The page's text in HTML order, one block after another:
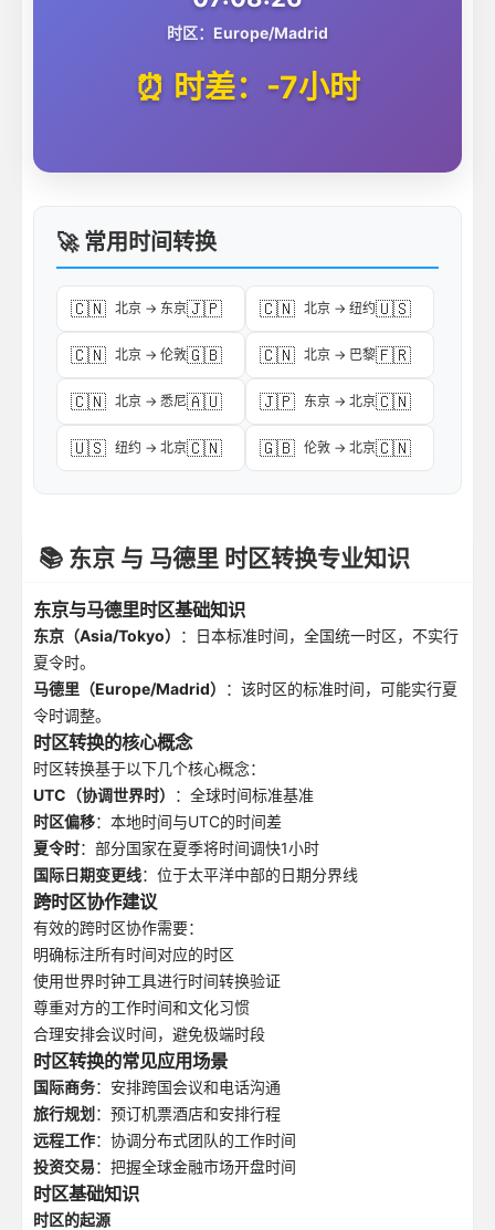
时区：Europe/Madrid
⏰ 时差：-7小时
🚀 常用时间转换
🇨🇳 北京 → 东京🇯🇵 🇨🇳 北京 → 纽约🇺🇸
🇨🇳 北京 → 伦敦🇬🇧 🇨🇳 北京 → 巴黎🇫🇷
🇨🇳 北京 → 悉尼🇦🇺 🇯🇵 东京 → 北京🇨🇳
🇺🇸 纽约 → 北京🇨🇳 🇬🇧 伦敦 → 北京🇨🇳
📚 东京 与 马德里 时区转换专业知识
东京与马德里时区基础知识
东京（Asia/Tokyo）
：日本标准时间，全国统一时区，不实行
夏令时。
马德里（Europe/Madrid）
：该时区的标准时间，可能实行夏
令时调整。
时区转换的核心概念
时区转换基于以下几个核心概念：
UTC（协调世界时）
：全球时间标准基准
时区偏移：本地时间与UTC的时间差
夏令时：部分国家在夏季将时间调快1小时
国际日期变更线：位于太平洋中部的日期分界线
跨时区协作建议
有效的跨时区协作需要：
明确标注所有时间对应的时区
使用世界时钟工具进行时间转换验证
尊重对方的工作时间和文化习惯
合理安排会议时间，避免极端时段
时区转换的常见应用场景
国际商务：安排跨国会议和电话沟通
旅行规划 ：预订机票酒店和安排行程
远程工作：协调分布式团队的工作时间
投资交易：把握全球金融市场开盘时间
时区基础知识
时区的起源